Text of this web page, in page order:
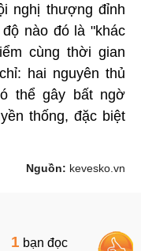
nghị thượng đỉnh
nào đó là "khác
cùng thời gian
hai nguyên thủ
thể gây bất ngờ
thống, đặc biệt
Nguồn: kevesko.vn
1 bạn đọc